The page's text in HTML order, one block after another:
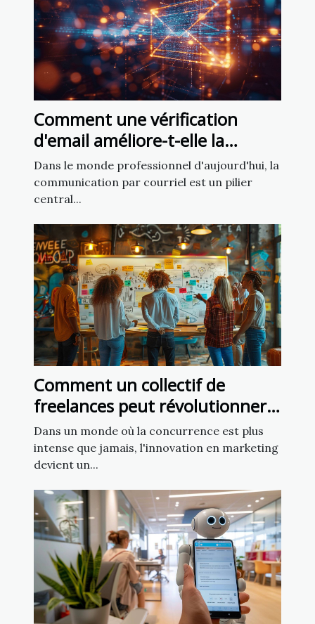
Comment une vérification
d'email améliore-t-elle la
communication d'entreprise ?
Dans le monde professionnel d'aujourd'hui, la
communication par courriel est un pilier
central...
Comment un collectif de
freelances peut révolutionner
votre marketing
Dans un monde où la concurrence est plus
intense que jamais, l'innovation en marketing
devient un...